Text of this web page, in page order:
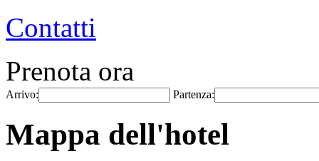
Contatti
Prenota ora
Arrivo: Partenza:
Mappa dell'hotel